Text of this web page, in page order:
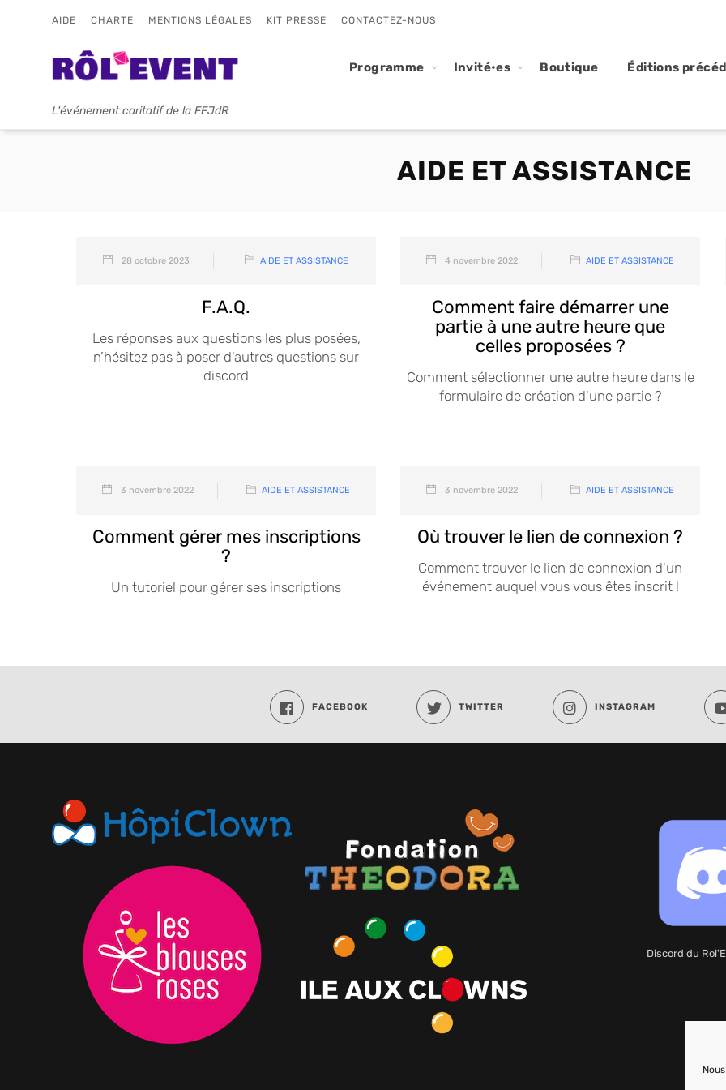
AIDE CHARTE MENTIONS LÉGALES KIT PRESSE CONTACTEZ-NOUS
Programme Invité•es Boutique Éditions
L'événement caritatif de la FFJdR
AIDE ET ASSISTANCE
28 octobre 2023 AIDE ET ASSISTANCE
F.A.Q.
Les réponses aux questions les plus posées,
n’hésitez pas à poser d'autres questions sur
discord
4 novembre 2022 AIDE ET ASSISTANCE
Comment faire démarrer une
partie à une autre heure que
celles proposées ?
Comment sélectionner une autre heure dans le
formulaire de création d'une partie ?
3 novembre 2022 AIDE ET ASSISTANCE
Comment gérer mes inscriptions
?
Un tutoriel pour gérer ses inscriptions
3 novembre 2022 AIDE ET ASSISTANCE
Où trouver le lien de connexion ?
Comment trouver le lien de connexion d'un
événement auquel vous vous êtes inscrit !
FACEBOOK TWITTER INSTAGRAM
Discord du